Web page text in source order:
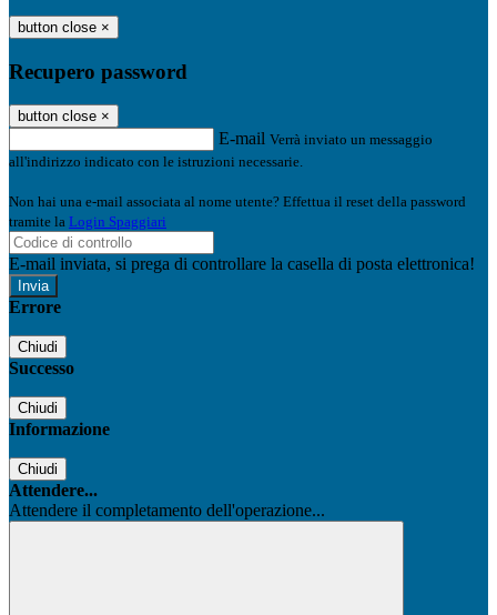
button close ×
Recupero password
button close ×
E-mail Verrà inviato un messaggio
all'indirizzo indicato con le istruzioni necessarie.
Non hai una e-mail associata al nome utente? Effettua il reset della password
tramite la Login Spaggiari
E-mail inviata, si prega di controllare la casella di posta elettronica!
Errore
Chiudi
Successo
Chiudi
Informazione
Chiudi
Attendere...
Attendere il completamento dell'operazione...